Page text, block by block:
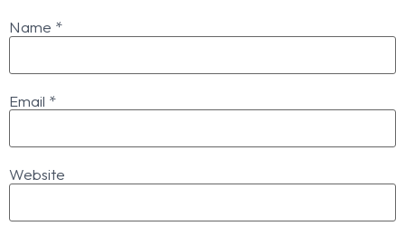
Name *
Email *
Website